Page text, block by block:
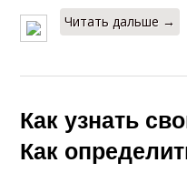
Читать дальше →
Как узнать
Как